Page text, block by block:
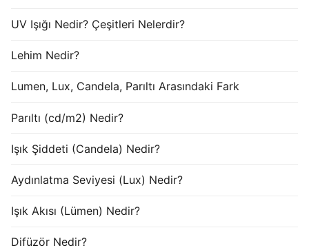
UV Işığı Nedir? Çeşitleri Nelerdir?
Lehim Nedir?
Lumen, Lux, Candela, Parıltı Arasındaki Fark
Parıltı (cd/m2) Nedir?
Işık Şiddeti (Candela) Nedir?
Aydınlatma Seviyesi (Lux) Nedir?
Işık Akısı (Lümen) Nedir?
Difüzör Nedir?